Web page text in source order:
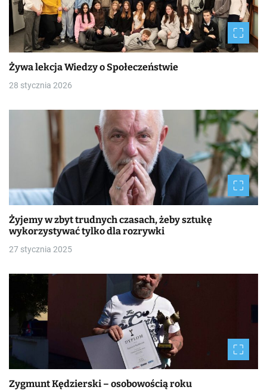
Żywa lekcja Wiedzy o Społeczeństwie
28 stycznia 2026
Żyjemy w zbyt trudnych czasach, żeby sztukę
wykorzystywać tylko dla rozrywki
27 stycznia 2025
Zygmunt Kędzierski – osobowością roku